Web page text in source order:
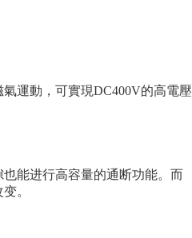
運動，可實現DC400V的高電壓
能进行高容量的通断功能。而
。